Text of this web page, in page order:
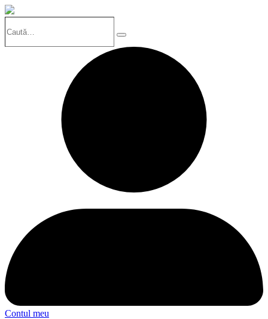
Search
Contul meu